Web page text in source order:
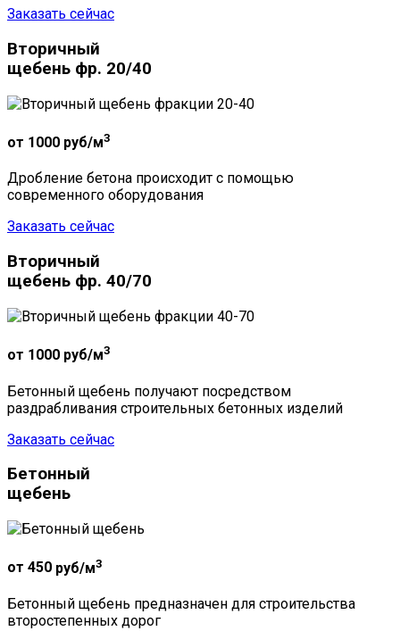
Заказать сейчас
Вторичный
щебень фр. 20/40
от 1000 руб/м3
Дробление бетона происходит с помощью
современного оборудования
Заказать сейчас
Вторичный
щебень фр. 40/70
от 1000 руб/м3
Бетонный щебень получают посредством
раздрабливания строительных бетонных изделий
Заказать сейчас
Бетонный
щебень
от 450 руб/м3
Бетонный щебень предназначен для строительства
второстепенных дорог